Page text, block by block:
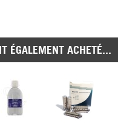
ÉGALEMENT ACHETÉ...